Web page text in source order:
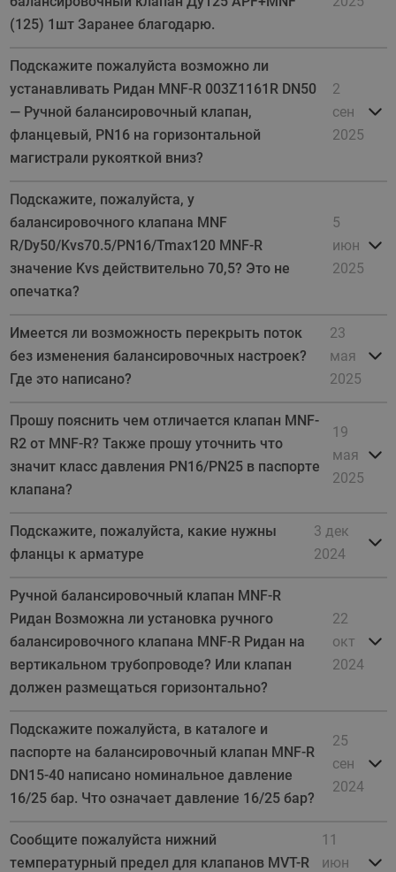
(125) 1шт Заранее благодарю.
Подскажите пожалуйста возможно ли
устанавливать Ридан MNF-R 003Z1161R DN50
— Ручной балансировочный клапан,
фланцевый, PN16 на горизонтальной
магистрали рукояткой вниз?
2
сен
2025
Подскажите, пожалуйста, у
балансировочного клапана MNF
R/Dy50/Kvs70.5/PN16/Tmax120 MNF-R
значение Kvs действительно 70,5? Это не
опечатка?
5
июн
2025
Имеется ли возможность перекрыть поток
без изменения балансировочных настроек?
Где это написано?
23
мая
2025
Прошу пояснить чем отличается клапан MNF-
R2 от MNF-R? Также прошу уточнить что
значит класс давления PN16/PN25 в паспорте
клапана?
19
мая
2025
Подскажите, пожалуйста, какие нужны
фланцы к арматуре
3 дек
2024
Ручной балансировочный клапан MNF-R
Ридан Возможна ли установка ручного
балансировочного клапана MNF-R Ридан на
вертикальном трубопроводе? Или клапан
должен размещаться горизонтально?
22
окт
2024
Подскажите пожалуйста, в каталоге и
паспорте на балансировочный клапан MNF-R
DN15-40 написано номинальное давление
16/25 бар. Что означает давление 16/25 бар?
25
сен
2024
Сообщите пожалуйста нижний
температурный предел для клапанов MVT-R
11
июн